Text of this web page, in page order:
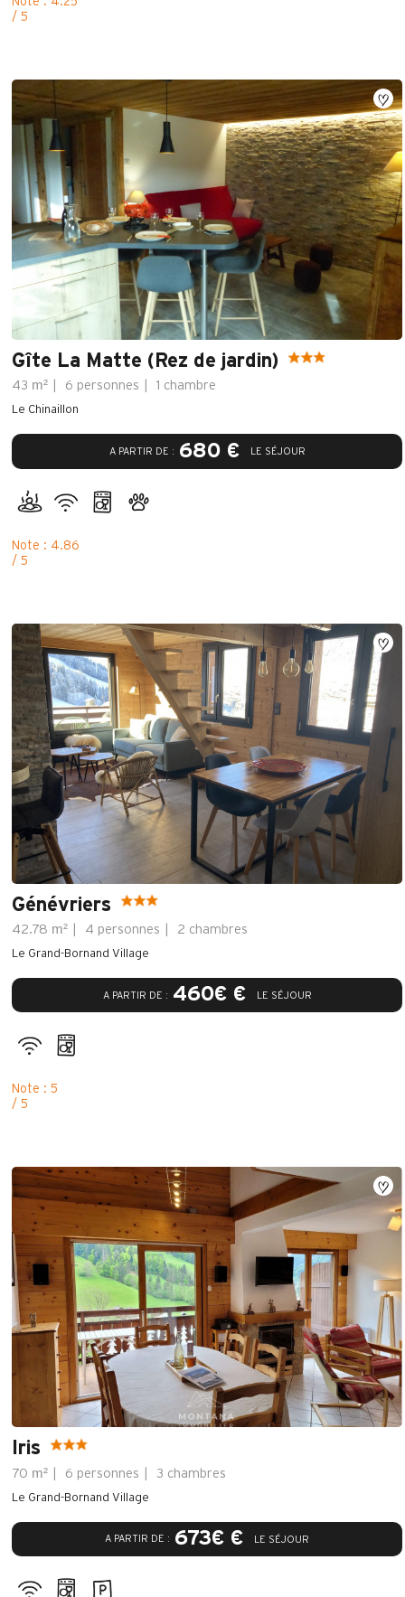
/ 5
Gîte La Matte (Rez de jardin)
43 m² 6 personnes 1 chambre
A PARTIR DE : 680 € LE SÉJOUR
Le Chinaillon
Note : 4.86
/ 5
Génévriers
42.78 m² 4 personnes 2 chambres
A PARTIR DE : 460€ € LE SÉJOUR
Le Grand-Bornand Village
Note : 5
/ 5
Iris
70 m² 6 personnes 3 chambres
A PARTIR DE : 673€ € LE SÉJOUR
Le Grand-Bornand Village